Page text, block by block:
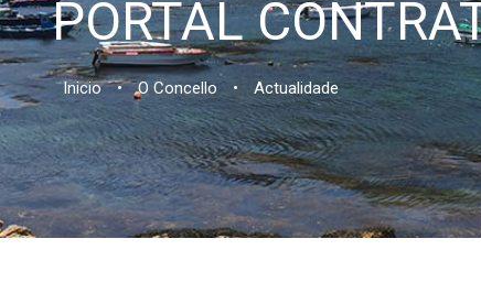
PORTAL
Inicio • O Concello • Actualidade